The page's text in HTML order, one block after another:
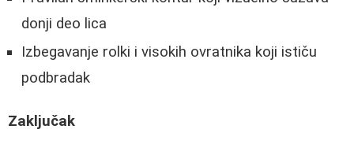
donji deo lica
Izbegavanje rolki i visokih ovratnika koji ističu
podbradak
Zaključak